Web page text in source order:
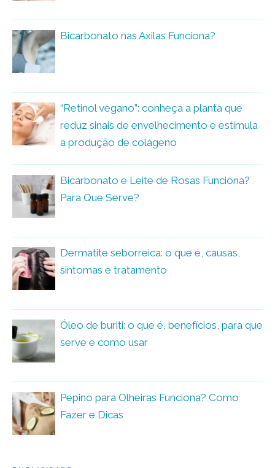
Bicarbonato nas Axilas Funciona?
“Retinol vegano”: conheça a planta que
reduz sinais de envelhecimento e estimula
a produção de colágeno
Bicarbonato e Leite de Rosas Funciona?
Para Que Serve?
Dermatite seborreica: o que é, causas,
sintomas e tratamento
Óleo de buriti: o que é, benefícios, para que
serve e como usar
Pepino para Olheiras Funciona? Como
Fazer e Dicas